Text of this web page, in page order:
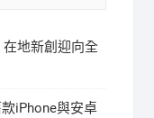
地新創迎向全
iPhone與安卓